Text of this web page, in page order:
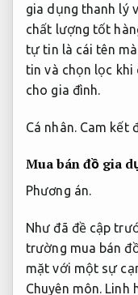
gia dụng thanh lý
chất lượng tốt
tự tin là cái tên
tin và chọn lọc khi
cho gia đình.
Cá nhân. Cam kết
Mua bán đồ gia
Phương án.
Như đã đề cập
trường mua bán
mặt với một sự
Chuyên môn. Linh